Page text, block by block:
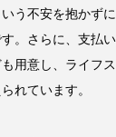
う不安を抱かず
。さらに、支払
用意し、ライフ
れています。